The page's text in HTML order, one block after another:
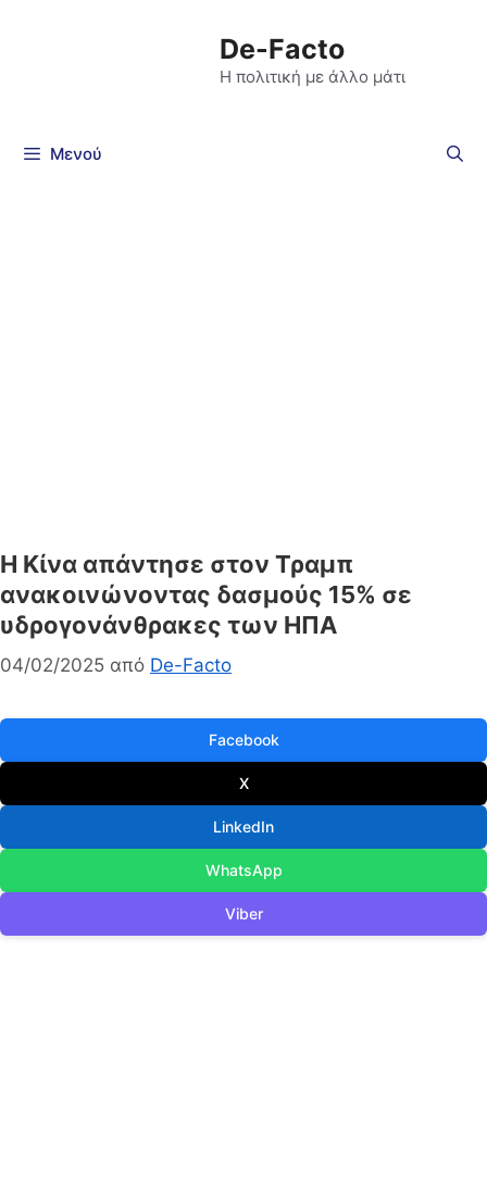
De-Facto
Η πολιτική με άλλο μάτι
Μενού
Η Κίνα απάντησε στον Τραμπ
ανακοινώνοντας δασμούς 15% σε
υδρογονάνθρακες των ΗΠΑ
04/02/2025 από De-Facto
Facebook
X
LinkedIn
WhatsApp
Viber